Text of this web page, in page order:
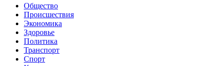
Общество
Происшествия
Экономика
Здоровье
Политика
Транспорт
Спорт